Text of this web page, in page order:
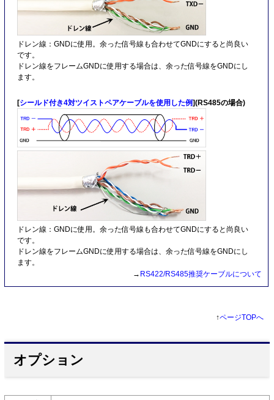
ドレン線：GNDに使用。余った信号線も合わせてGNDにすると尚良い
です。
ドレン線をフレームGNDに使用する場合は、余った信号線をGNDにし
ます。
[シールド付き4対ツイストペアケーブルを使用した例](RS485の場合)
ドレン線：GNDに使用。余った信号線も合わせてGNDにすると尚良い
です。
ドレン線をフレームGNDに使用する場合は、余った信号線をGNDにし
ます。
→ RS422/RS485推奨ケーブルについて
↑ページTOPへ
オプション